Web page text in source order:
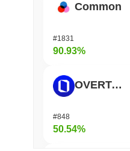
Common
#1831
90.93%
OVERTAKE
#848
50.54%